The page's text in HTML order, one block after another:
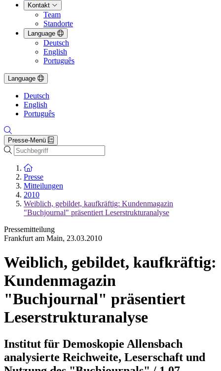
Kontakt
Team
Standorte
Language
Deutsch
English
Português
Language
Deutsch
English
Português
Presse-Menü
Suche
Zur Startseite
Presse
Mitteilungen
2010
Weiblich, gebildet, kaufkräftig: Kundenmagazin
"Buchjournal" präsentiert Leserstrukturanalyse
Pressemitteilung
Frankfurt am Main, 23.03.2010
Weiblich, gebildet, kaufkräftig:
Kundenmagazin
"Buchjournal" präsentiert
Leserstrukturanalyse
Institut für Demoskopie Allensbach
analysierte Reichweite, Leserschaft und